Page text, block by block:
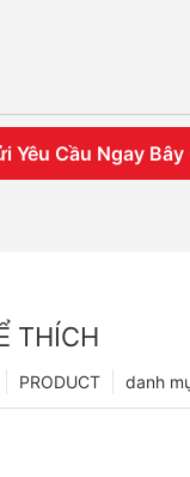
Yêu Cầu Ngay Bây
THÍCH
danh
PRODUCT